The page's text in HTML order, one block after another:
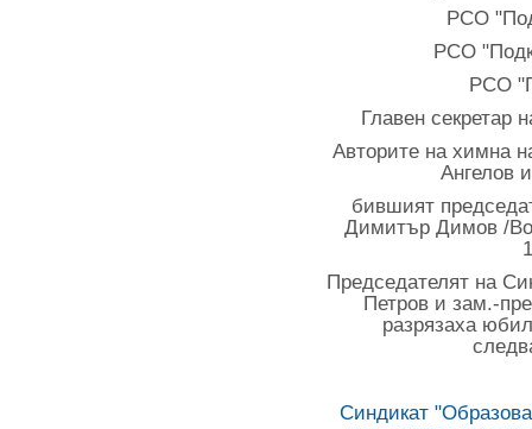
РСО
РСО
РСО
Главен
Авторите на химна
Ангелов
бившият
Димитър Димов /
Председателят на
Петров и зам.-
разрязаха
Синдикат